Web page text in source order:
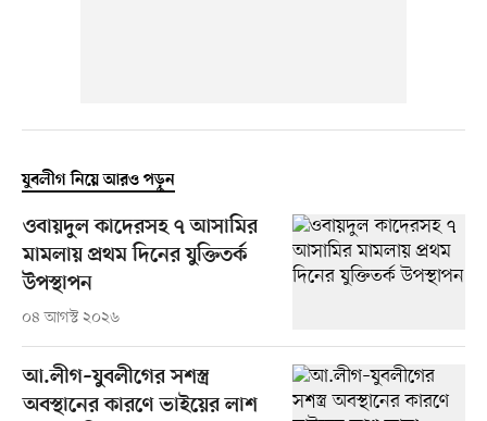
যুবলীগ নিয়ে আরও পড়ুন
ওবায়দুল কাদেরসহ ৭ আসামির
মামলায় প্রথম দিনের যুক্তিতর্ক
উপস্থাপন
০৪ আগস্ট ২০২৬
আ.লীগ–যুবলীগের সশস্ত্র
অবস্থানের কারণে ভাইয়ের লাশ